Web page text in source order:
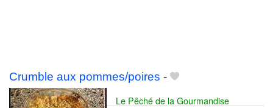
Crumble aux pommes/poires -
Le Pêché de la Gourmandise